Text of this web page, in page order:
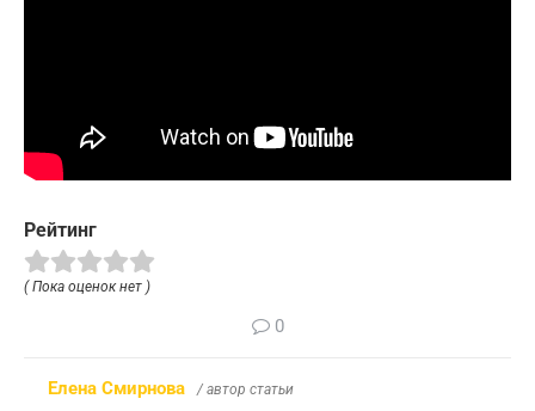
Рейтинг
( Пока оценок нет )
0
Елена Смирнова / автор статьи